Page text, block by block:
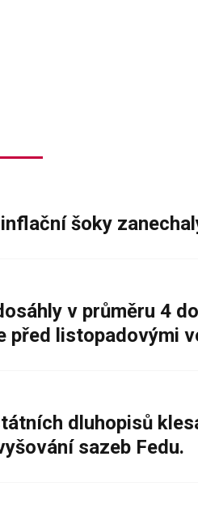
šoky
v průměru 4
před listopadovými
dluhopisů
sazeb Fedu.